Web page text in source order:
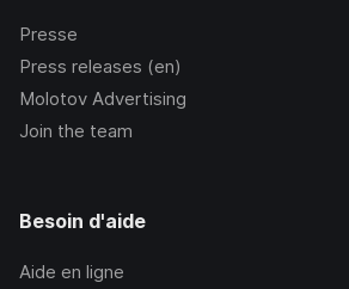
Presse
Press releases (en)
Molotov Advertising
Join the team
Besoin d'aide
Aide en ligne